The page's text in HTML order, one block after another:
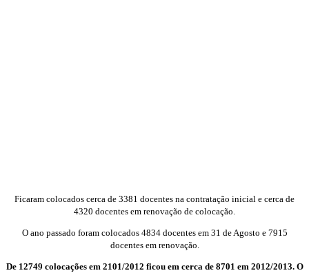
Ficaram colocados cerca de 3381 docentes na contratação inicial e cerca de
4320 docentes em renovação de colocação.
O ano passado foram colocados 4834 docentes em 31 de Agosto e 7915
docentes em renovação.
De 12749 colocações em 2101/2012 ficou em cerca de 8701 em 2012/2013. O